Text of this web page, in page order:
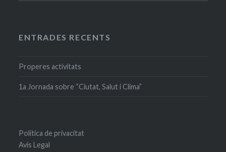
ENTRADES RECENTS
Properes activitats
1a Jornada sobre “Ciutat, Salut i Clima”
Política de privacitat
Avís Legal